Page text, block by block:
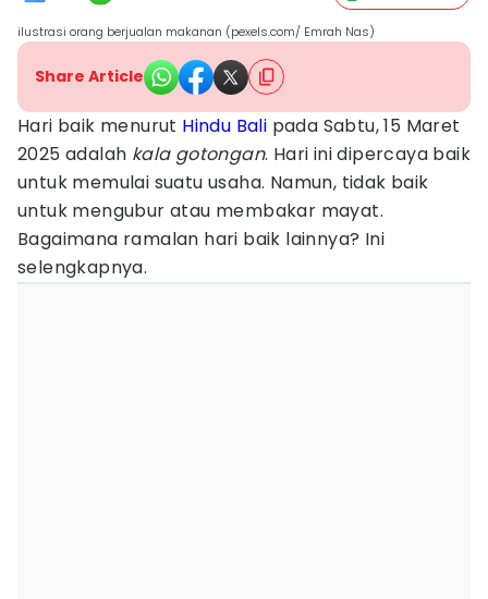
ilustrasi orang berjualan makanan (pexels.com/ Emrah Nas)
Share Article
Hari baik menurut Hindu Bali pada Sabtu, 15 Maret
2025 adalah kala gotongan. Hari ini dipercaya baik
untuk memulai suatu usaha. Namun, tidak baik
untuk mengubur atau membakar mayat.
Bagaimana ramalan hari baik lainnya? Ini
selengkapnya.